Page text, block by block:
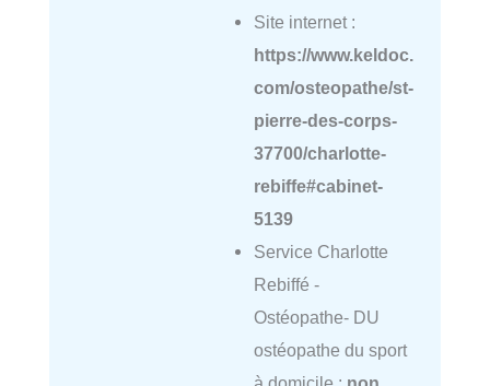
Site internet :
https://www.keldoc.
com/osteopathe/st-
pierre-des-corps-
37700/charlotte-
rebiffe#cabinet-
5139
Service Charlotte
Rebiffé -
Ostéopathe- DU
ostéopathe du sport